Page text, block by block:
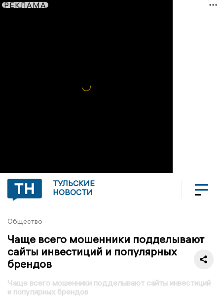
РЕКЛАМА
ТУЛЬСКИЕ
НОВОСТИ
Общество
Чаще всего мошенники подделывают
сайты инвестиций и популярных
брендов
Чаще всего мошенники подделывают сайты инвестиций
и популярных брендов